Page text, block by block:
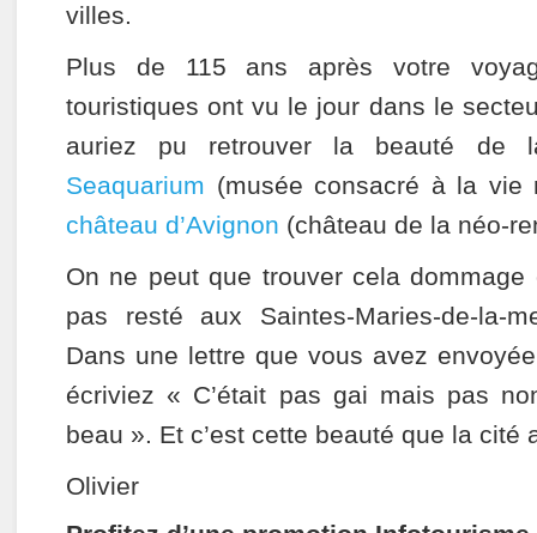
villes.
Plus de 115 ans après votre
touristiques ont vu le jour dans le
auriez pu retrouver la beauté de
Seaquarium (musée consacré à la vie
château d’Avignon (château de la néo-
On ne peut que trouver cela
pas resté aux Saintes-Maries-de-la-
Dans une lettre que vous avez
écriviez « C’était pas gai mais pas
beau ». Et c’est cette beauté que la cité
Olivier